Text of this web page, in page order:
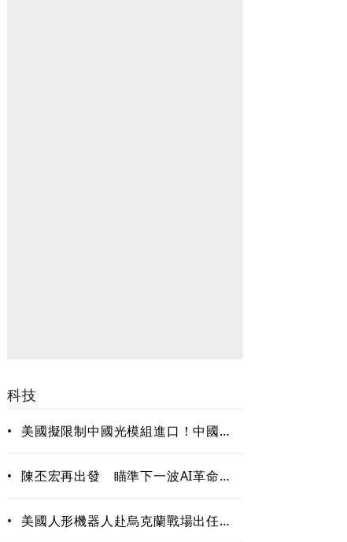
科技
•
美國擬限制中國光模組進口！中國握
鉤、台灣有望成重要樞紐
• 陳丕宏再出發 瞄準下一波AI革命！
音樂新賽道
•
美國人形機器人赴烏克蘭戰場出任